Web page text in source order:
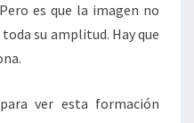
es que la imagen no
su amplitud. Hay que
ver esta formación